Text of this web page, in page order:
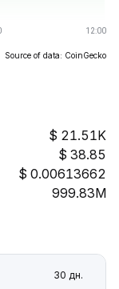
Source of data: CoinGecko
21.51K
38.85
0.00613662
999.83M
30 дн.